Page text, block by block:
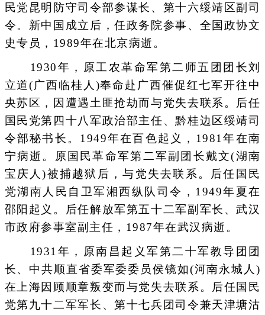
民党昆明防守司令部参谋长、第十六绥靖区副司
令。新中国成立后，任政务院参事、全国政协文
史专员，1989年在北京病逝。
1930年，原工农革命军第二师五团团长刘
立道(广西临桂人)奉命赴广西催促红七军开往中
央苏区，因遭遇土匪抢劫而与党失去联系。后任
国民党第四十八军政治部主任、黔桂边区绥靖司
令部秘书长。1949年在百色起义，1981年在南
宁病逝。原国民革命军第二军副团长戴文(湖南
宝庆人)被捕越狱后，与党失去联系。后任国民
党湖南人民自卫军湘西纵队司令，1949年夏在
邵阳起义。后任解放军第五十二军副军长、武汉
市政府参事室副主任，1987年在武汉病逝。
1931年，原南昌起义军第二十军教导团团
长、中共顺直省委军委委员侯镜如(河南永城人)
在上海因顾顺章叛变而与党失去联系。后任国民
党第九十二军军长、第十七兵团司令兼天津塘沽